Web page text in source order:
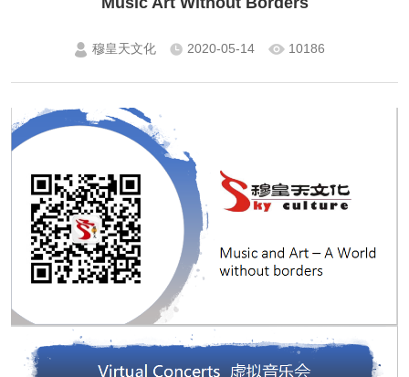
穆皇天文化 2020-05-14 10186